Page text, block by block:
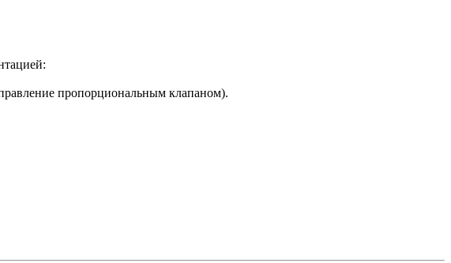
пропорциональным клапаном).